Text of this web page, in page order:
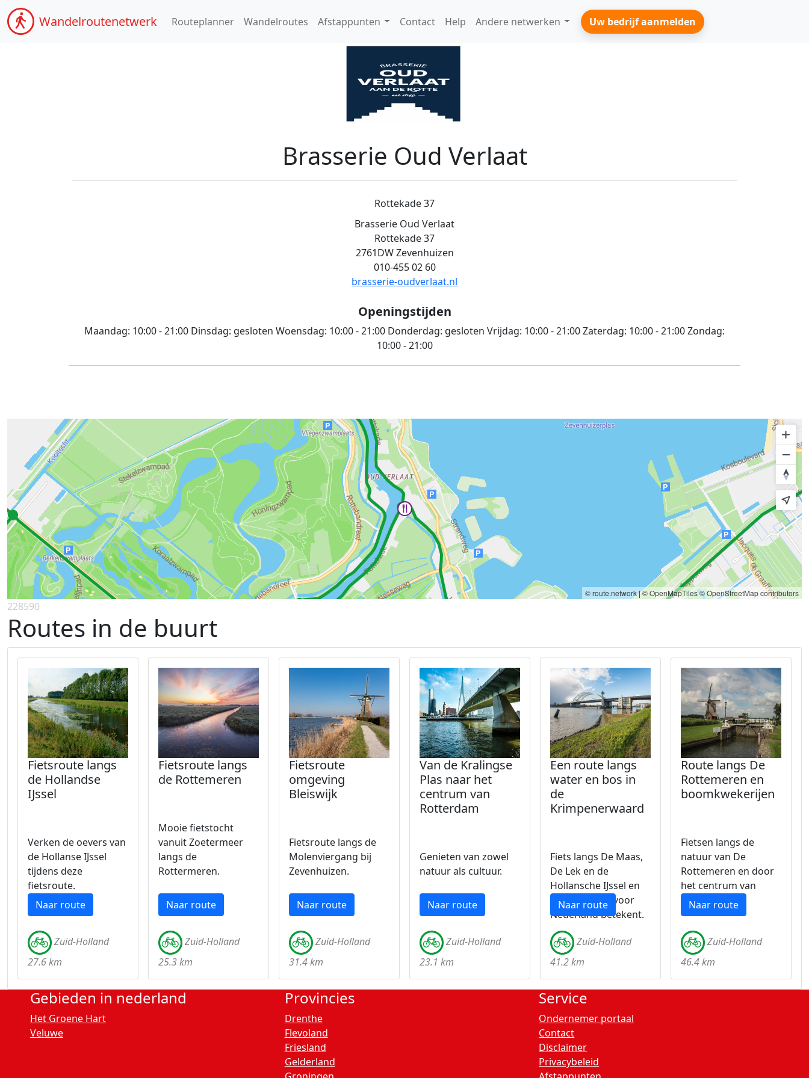
Wandelroutenetwerk Routeplanner Wandelroutes Afstappunten Contact Help Andere netwerken Uw bedrijf aanmelden
Brasserie Oud Verlaat
Rottekade 37
Brasserie Oud Verlaat
Rottekade 37
2761DW Zevenhuizen
010-455 02 60
brasserie-oudverlaat.nl
Openingstijden
Maandag: 10:00 - 21:00 Dinsdag: gesloten Woensdag: 10:00 - 21:00 Donderdag: gesloten Vrijdag: 10:00 - 21:00Zaterdag: 10:00 - 21:00Zondag:
10:00 - 21:00
© route.network|© OpenMapTiles© OpenStreetMap contributors
228590
Routes in de buurt
Fietsroute langs
de Hollandse
IJssel
Verken de oevers van
de Hollanse IJssel
tijdens deze
fietsroute.
Naar route
Zuid-Holland
27.6 km
Fietsroute langs
de Rottemeren
Mooie fietstocht
vanuit Zoetermeer
langs de
Rottermeren.
Naar route
Zuid-Holland
25.3 km
Fietsroute
omgeving
Bleiswijk
Fietsroute langs de
Molenviergang bij
Zevenhuizen.
Naar route
Zuid-Holland
31.4 km
Van de Kralingse
Plas naar het
centrum van
Rotterdam
Genieten van zowel
natuur als cultuur.
Naar route
Zuid-Holland
23.1 km
Een route langs
water en bos in
de
Krimpenerwaard
Fiets langs De Maas,
De Lek en de
Hollansche IJssel en
zie wat water voor
Nederland betekent.
Naar route
Zuid-Holland
41.2 km
Route langs De
Rottemeren en
boomkwekerijen
Fietsen langs de
natuur van De
Rottemeren en door
het centrum van
Gouda.
Naar route
Zuid-Holland
46.4 km
Gebieden in nederland
Het Groene Hart
Veluwe
Provincies
Drenthe
Flevoland
Friesland
Gelderland
Service
Ondernemer portaal
Contact
Disclaimer
Privacybeleid